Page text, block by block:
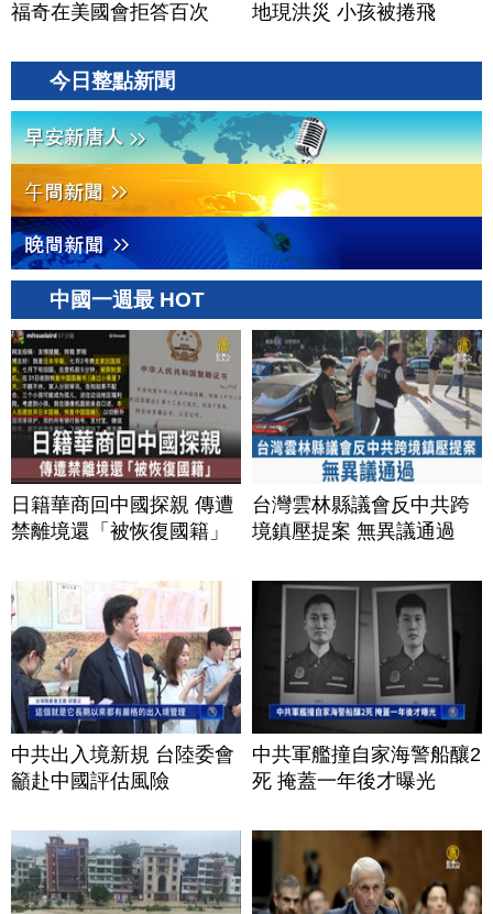
福奇在美國會拒答百次
地現洪災 小孩被捲飛
今日整點新聞
中國一週最 HOT
日籍華商回中國探親 傳遭
禁離境還「被恢復國籍」
台灣雲林縣議會反中共跨
境鎮壓提案 無異議通過
中共出入境新規 台陸委會
籲赴中國評估風險
中共軍艦撞自家海警船釀2
死 掩蓋一年後才曝光